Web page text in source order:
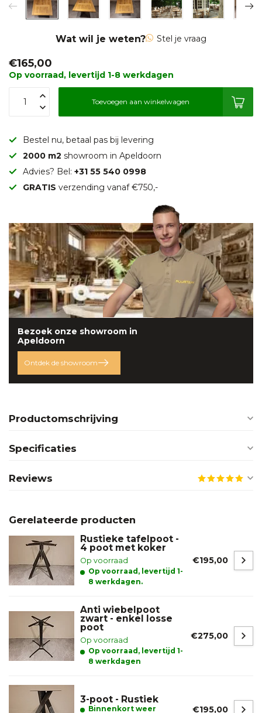
Wat wil je weten? Stel je vraag
€165,00
Op voorraad, levertijd 1-8 werkdagen
Toevoegen aan winkelwagen
Bestel nu, betaal pas bij levering
2000 m2 showroom in Apeldoorn
Advies? Bel: +31 55 540 0998
GRATIS verzending vanaf €750,-
Bezoek onze showroom in
Apeldoorn
Ontdek de showroom
Productomschrijving
Specificaties
Reviews
Gerelateerde producten
Rustieke tafelpoot -
4 poot met koker
Op voorraad
Op voorraad, levertijd 1-
8 werkdagen.
€195,00
Anti wiebelpoot
zwart - enkel losse
poot
Op voorraad
Op voorraad, levertijd 1-
8 werkdagen
€275,00
3-poot - Rustiek
Binnenkort weer €195,00